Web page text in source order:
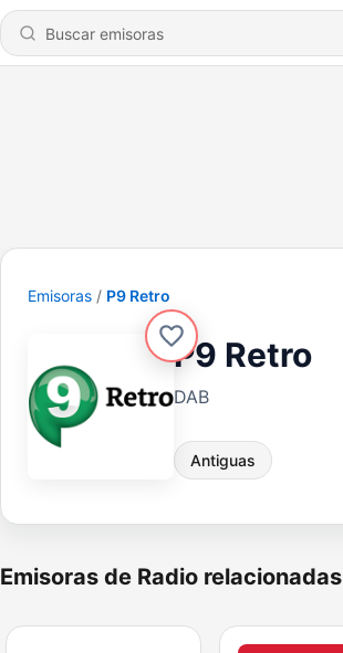
Emisoras P9 Retro
P9 Retro
DAB
Antiguas
Emisoras de Radio relacionadas